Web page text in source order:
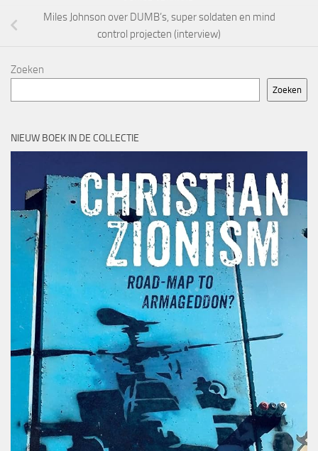
Miles Johnson over DUMB’s, super soldaten en mind
control projecten (interview)
Zoeken
Zoeken
NIEUW BOEK IN DE COLLECTIE